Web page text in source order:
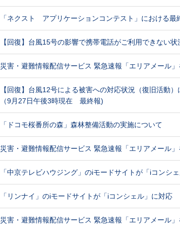
「ネクスト アプリケーションコンテスト」における最
【回復】台風15号の影響で携帯電話がご利用できない状
災害・避難情報配信サービス 緊急速報「エリアメール
【回復】台風12号による被害への対応状況（復旧活動）
（9月27日午後3時現在 最終報)
「ドコモ桜番所の森」森林整備活動の実施について
災害・避難情報配信サービス 緊急速報「エリアメール
「中京テレビハウジング」のiモードサイトが「iコンシ
「リンナイ」のiモードサイトが「iコンシェル」に対応
災害・避難情報配信サービス 緊急速報「エリアメール